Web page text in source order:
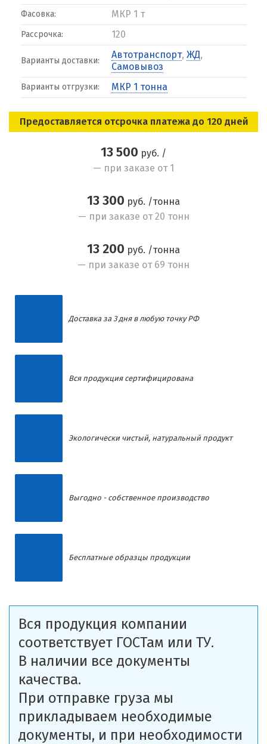
Фасовка: МКР 1 т
Рассрочка: 120
Варианты доставки:
Автотранспорт, ЖД,
Самовывоз
Варианты отгрузки: МКР 1 тонна
Предоставляется отсрочка платежа до 120 дней
13 500 руб. /
— при заказе от 1
13 300 руб. /тонна
— при заказе от 20 тонн
13 200 руб. /тонна
— при заказе от 69 тонн
Доставка за 3 дня в любую точку РФ
Вся продукция сертифицирована
Экологически чистый, натуральный продукт
Выгодно - собственное производство
Бесплатные образцы продукции
Вся продукция компании
соответствует ГОСТам или ТУ.
В наличии все документы
качества.
При отправке груза мы
прикладываем необходимые
документы, и при необходимости